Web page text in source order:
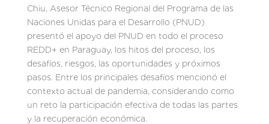
Chiu, Asesor Técnico Regional del Programa de las
Naciones Unidas para el Desarrollo (PNUD)
presentó el apoyo del PNUD en todo el proceso
REDD+ en Paraguay, los hitos del proceso, los
desafíos, riesgos, las oportunidades y próximos
pasos. Entre los principales desafíos mencionó el
contexto actual de pandemia, considerando como
un reto la participación efectiva de todas las partes
y la recuperación económica.